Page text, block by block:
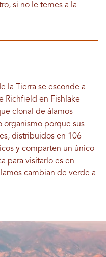
si no le temes a la
la Tierra se esconde a
Richfield en Fishlake
clonal de álamos
organismo porque sus
distribuidos en 106
y comparten un único
para visitarlo es en
cambian de verde a